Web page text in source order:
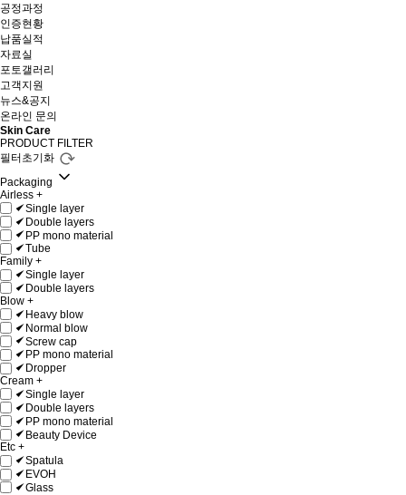
공정과정
인증현황
납품실적
자료실
포토갤러리
고객지원
뉴스&공지
온라인 문의
Skin Care
PRODUCT FILTER
필터초기화
Packaging
Airless +
Single layer
Double layers
PP mono material
Tube
Family +
Single layer
Double layers
Blow +
Heavy blow
Normal blow
Screw cap
PP mono material
Dropper
Cream +
Single layer
Double layers
PP mono material
Beauty Device
Etc +
Spatula
EVOH
Glass